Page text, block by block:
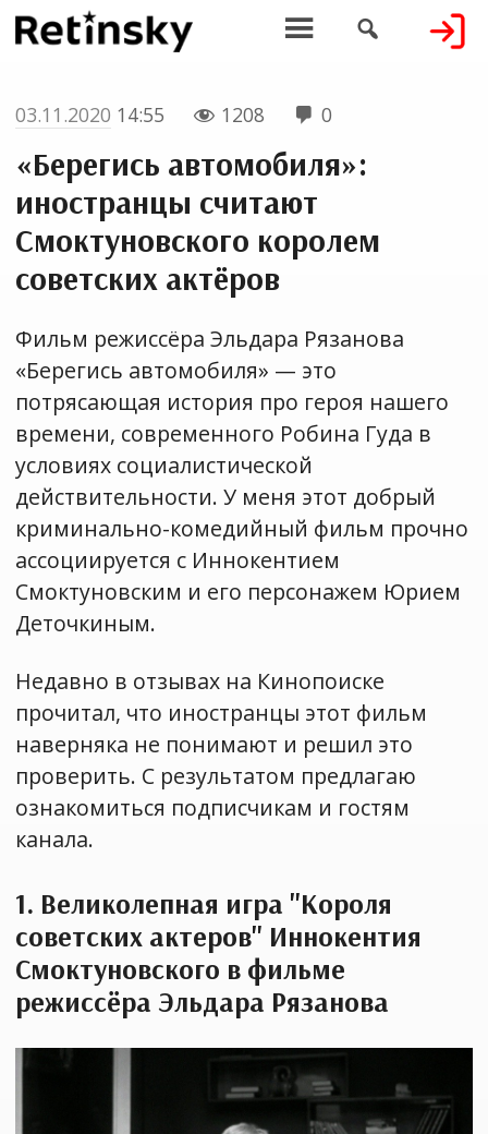
 
03.11.2020 14:55  1208  0
«Берегись автомобиля»:
иностранцы считают
Смоктуновского королем
советских актёров
Фильм режиссёра Эльдара Рязанова
«Берегись автомобиля» — это
потрясающая история про героя нашего
времени, современного Робина Гуда в
условиях социалистической
действительности. У меня этот добрый
криминально-комедийный фильм прочно
ассоциируется с Иннокентием
Смоктуновским и его персонажем Юрием
Деточкиным.
Недавно в отзывах на Кинопоиске
прочитал, что иностранцы этот фильм
наверняка не понимают и решил это
проверить. С результатом предлагаю
ознакомиться подписчикам и гостям
канала.
1. Великолепная игра "Короля
советских актеров" Иннокентия
Смоктуновского в фильме
режиссёра Эльдара Рязанова